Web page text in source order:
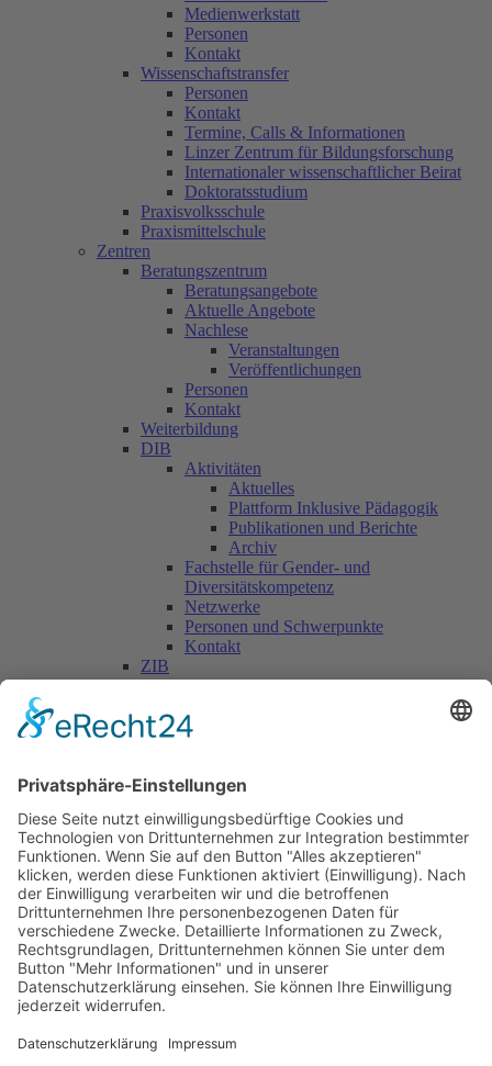
Medienwerkstatt
Personen
Kontakt
Wissenschaftstransfer
Personen
Kontakt
Termine, Calls & Informationen
Linzer Zentrum für Bildungsforschung
Internationaler wissenschaftlicher Beirat
Doktoratsstudium
Praxisvolksschule
Praxismittelschule
Zentren
Beratungszentrum
Beratungsangebote
Aktuelle Angebote
Nachlese
Veranstaltungen
Veröffentlichungen
Personen
Kontakt
Weiterbildung
DIB
Aktivitäten
Aktuelles
Plattform Inklusive Pädagogik
Publikationen und Berichte
Archiv
Fachstelle für Gender- und
Diversitätskompetenz
Netzwerke
Personen und Schwerpunkte
Kontakt
ZIB
Päd. Praktische Studien
Personen
Nationale Kooperationen
L.E.V.
Nachlese
Soziales Engagement
Materialien und Links
Personen
Kontakt
ÖKOLOG/PILGRIM
Aktuelles
Materialien & Links
Landes-ARGE-Lehrer:innengesundheit